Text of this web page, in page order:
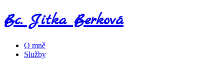
Bc. Jitka Berková
O mně
Služby